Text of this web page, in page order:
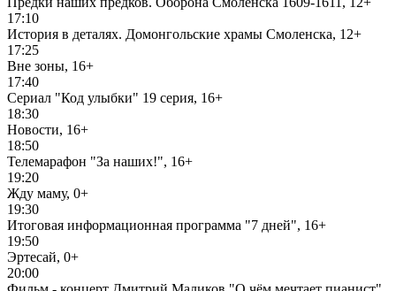
17:10
История в деталях. Домонгольские храмы Смоленска, 12+
17:25
Вне зоны, 16+
17:40
Сериал "Код улыбки" 19 серия, 16+
18:30
Новости, 16+
18:50
Телемарафон "За наших!", 16+
19:20
Жду маму, 0+
19:30
Итоговая информационная программа "7 дней", 16+
19:50
Эртесай, 0+
20:00